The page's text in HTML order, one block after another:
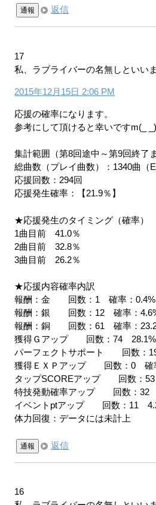
通報 返信
17
私、ラブライバーの名無しといい
2015年12月15日 2:06 PM
応援の確率になります。
参考にして頂けると幸いですm(_
集計範囲（第8回途中～第9回終了
総曲数（プレイ曲数）：1340曲（
応援回数：294回
応援発生確率：【21.9％】
★応援発生のタイミング（確率）
1曲目前 41.0％
2曲目前 32.8％
3曲目前 26.2％
★応援内容確率内訳
報酬：金 回数：1 確率：0.4%
報酬：銀 回数：12 確率：
報酬：銅 回数：61 確率：
獲得Ｇアップ 回数：74 28.1%
パーフェクトサポート 回数：
獲得ＥＸＰアップ 回数：0 確
タップSCOREアップ 回数：
特技発動確率アップ 回数：32
イベントptアップ 回数：11
体力回復：データには未計上
通報 返信
16